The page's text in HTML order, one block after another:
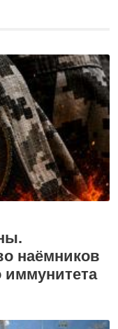
наёмников
иммунитета